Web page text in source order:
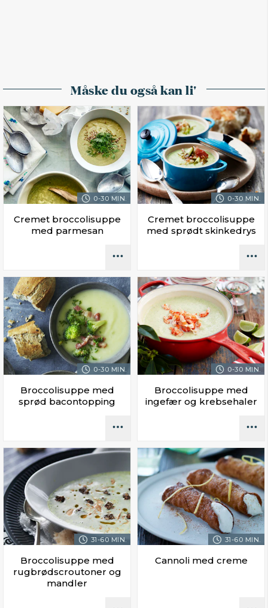
Måske du også kan li'
0-30 MIN.
Cremet broccolisuppe
med parmesan
0-30 MIN.
Cremet broccolisuppe
med sprødt skinkedrys
0-30 MIN.
Broccolisuppe med
sprød bacontopping
0-30 MIN.
Broccolisuppe med
ingefær og krebsehaler
31-60 MIN.
Broccolisuppe med
rugbrødscroutoner og
mandler
31-60 MIN.
Cannoli med creme